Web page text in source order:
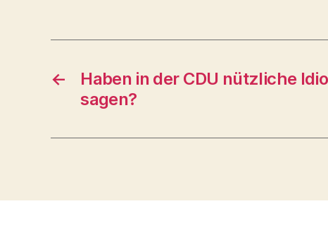
←
Haben in der CDU nützliche
sagen?